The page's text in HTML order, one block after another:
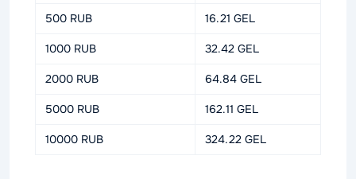
500 RUB 16.21 GEL
1000 RUB 32.42 GEL
2000 RUB 64.84 GEL
5000 RUB 162.11 GEL
10000 RUB 324.22 GEL